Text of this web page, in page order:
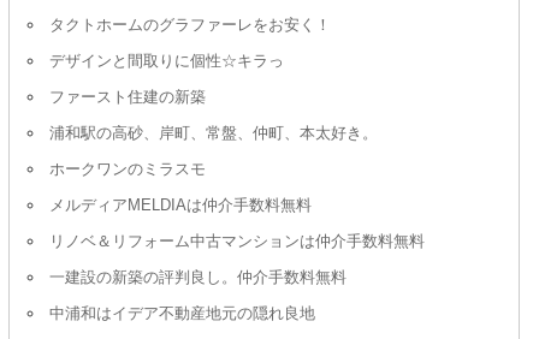
タクトホームのグラファーレをお安く！
デザインと間取りに個性☆キラっ
ファースト住建の新築
浦和駅の高砂、岸町、常盤、仲町、本太好き。
ホークワンのミラスモ
メルディアMELDIAは仲介手数料無料
リノベ＆リフォーム中古マンションは仲介手数料無料
一建設の新築の評判良し。仲介手数料無料
中浦和はイデア不動産地元の隠れ良地